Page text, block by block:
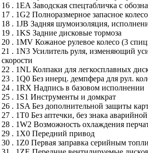
16 . 1EA Заводская спецтабличка с
17 . 1G2 Полноразмерное запасное
18 . 1JB Задняя шумоизоляция,
19 . 1KS Задние дисковые тормоза
20 . 1MV Кожаное рулевое колесо (3
21 . 1N3 Усилитель руля, изменяющий
скорости
22 . 1NL Колпаки для легкосплавных
23 . 1Q0 Без инерц. демпфера для рул.
24 . 1RX Надпись в базовом исполнении
25 . 1S1 Инструменты и домкрат
26 . 1SA Без дополнительной защиты
27 . 1T0 Без аптечки, без знака
28 . 1W2 Возможность охлаждения
29 . 1X0 Передний привод
30 . 1Z0 Первая заправка серийным